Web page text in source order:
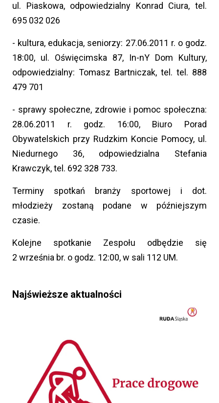
ul. Piaskowa, odpowiedzialny Konrad Ciura, tel.
695 032 026
- kultura, edukacja, seniorzy: 27.06.2011 r. o godz.
18:00, ul. Oświęcimska 87, In-nY Dom Kultury,
odpowiedzialny: Tomasz Bartniczak, tel. tel. 888
479 701
- sprawy społeczne, zdrowie i pomoc społeczna:
28.06.2011 r. godz. 16:00, Biuro Porad
Obywatelskich przy Rudzkim Koncie Pomocy, ul.
Niedurnego 36, odpowiedzialna Stefania
Krawczyk, tel. 692 328 733.
Terminy spotkań branży sportowej i dot.
młodzieży zostaną podane w późniejszym
czasie.
Kolejne spotkanie Zespołu odbędzie się
2 września br. o godz. 12:00, w sali 112 UM.
Najświeższe aktualności